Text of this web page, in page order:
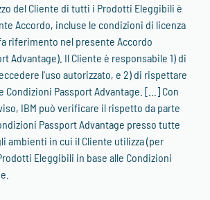
del Cliente di tutti i Prodotti Eleggibili è
Accordo, incluse le condizioni di licenza
riferimento nel presente Accordo
Advantage). Il Cliente è responsabile 1) di
l'uso autorizzato, e 2) di rispettare
Condizioni Passport Advantage. [...] Con
IBM può verificare il rispetto da parte
Passport Advantage presso tutte
ambienti in cui il Cliente utilizza (per
Eleggibili in base alle Condizioni